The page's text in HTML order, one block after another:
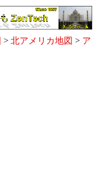
> 北アメリカ地図 > ア